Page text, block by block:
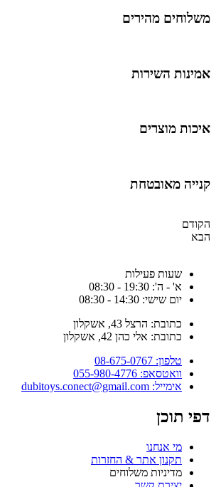
מהירים
השירות
מוצרים
מאובטחת
שעות פעילות
א' - ה': 19:30 - 08:30
יום שישי: 14:30 - 08:30
כתובת: הרצל 43, אשקלון
כתובת: אלי כהן 42, אשקלון
טלפון: 08-675-0767
וואטסאפ: 055-980-4776
אימייל: dubitoys.conect@gmail.com
תוכן
מי אנחנו
תקנון אתר & החזרות
מדיניות משלוחים